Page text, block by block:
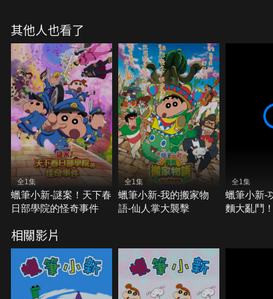
其他人也看了
全1集
蠟筆小新-謎案！天下春
日部學院的怪奇事件
全1集
蠟筆小新-我的搬家物
語-仙人掌大襲擊
全1集
蠟筆小新-
麵大亂鬥
相關影片